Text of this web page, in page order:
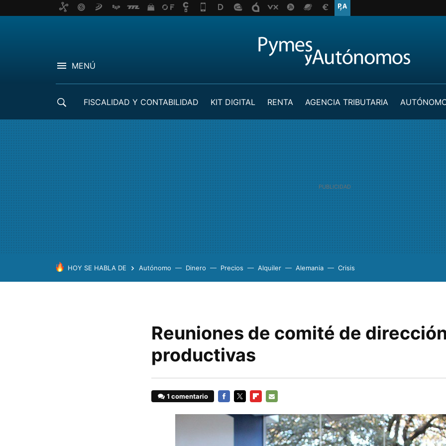
MENÚ
FISCALIDAD Y CONTABILIDAD KIT DIGITAL RENTA AGENCIA TRIBUTARIA
HOY SE HABLA DE Autónomo Dinero Precios Alquiler Alemania Crisis
Reuniones de comité de
productivas
1 comentario
MAIL